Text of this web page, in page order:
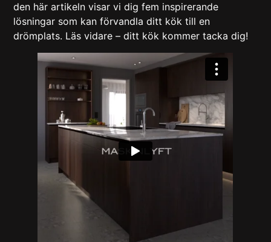
den här artikeln visar vi dig fem inspirerande
lösningar som kan förvandla ditt kök till en
drömplats. Läs vidare – ditt kök kommer tacka dig!